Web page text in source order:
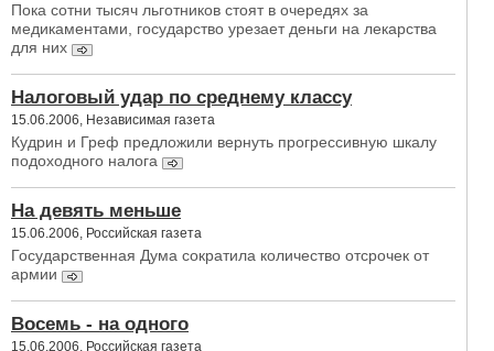
Пока сотни тысяч льготников стоят в очередях за
медикаментами, государство урезает деньги на лекарства
для них
Налоговый удар по среднему классу
15.06.2006, Независимая газета
Кудрин и Греф предложили вернуть прогрессивную шкалу
подоходного налога
На девять меньше
15.06.2006, Российская газета
Государственная Дума сократила количество отсрочек от
армии
Восемь - на одного
15.06.2006, Российская газета